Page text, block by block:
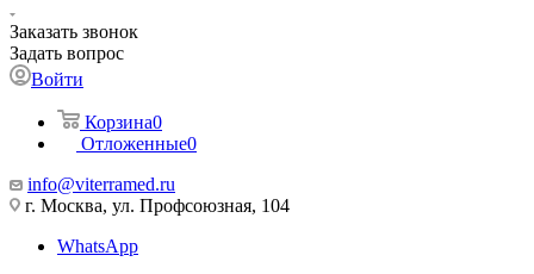
Заказать звонок
Задать вопрос
Войти
Корзина0
Отложенные0
info@viterramed.ru
г. Москва, ул. Профсоюзная, 104
WhatsApp